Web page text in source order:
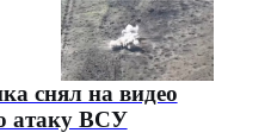
снял на видео
атаку ВСУ